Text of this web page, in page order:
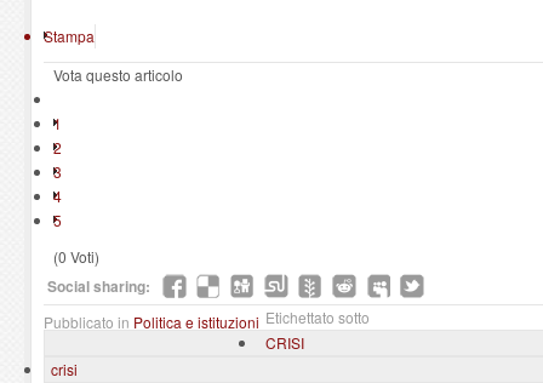
Stampa
Vota questo articolo
1
2
3
4
5
(0 Voti)
Social sharing:
Pubblicato in Politica e istituzioni Etichettato sotto
CRISI
crisi